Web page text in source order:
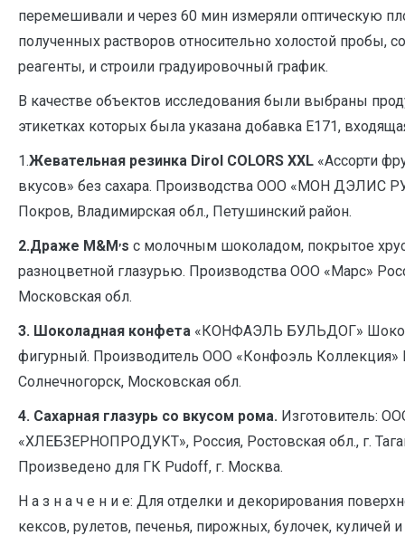
перемешивали и через 60 мин измеряли оптическую
полученных растворов относительно холостой пробы,
реагенты, и строили градуировочный график.
В качестве объектов исследования были выбраны
этикетках которых была указана добавка Е171,
1.Жевательная резинка Dirol COLORS XXL «Ассорти
вкусов» без сахара. Производства ООО «МОН ДЭЛИС
Покров, Владимирская обл., Петушинский район.
2.Драже М&M,s с молочным шоколадом, покрытое
разноцветной глазурью. Производства ООО «Марс»
Московская обл.
3. Шоколадная конфета «КОНФАЭЛЬ БУЛЬДОГ»
фигурный. Производитель ООО «Конфоэль Коллекция»
Солнечногорск, Московская обл.
4. Сахарная глазурь со вкусом рома. Изготовитель:
«ХЛЕБЗЕРНОПРОДУКТ», Россия, Ростовская обл., г.
Произведено для ГК Pudoff, г. Москва.
Н а з н а ч е н и е: Для отделки и декорирования
кексов, рулетов, печенья, пирожных, булочек, куличей и